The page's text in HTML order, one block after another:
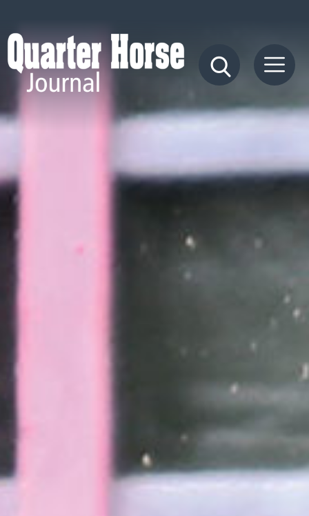
Quarter
Horse
Journal